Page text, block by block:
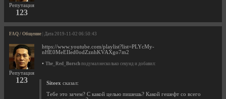
Репутация
123
FAQ / Общение | Дата 2019-11-02 06:50:43
Репутация
123
https://www.youtube.com/playlist?list=PLYcMy-
nHE0MeEIled0odZznhKVAXgo7m2
• The_Red_Borsch подумал несколько секунд и добавил:
Siteex сказал:
Тебе это зачем? С какой целью пишешь? Какой гешефт со всего